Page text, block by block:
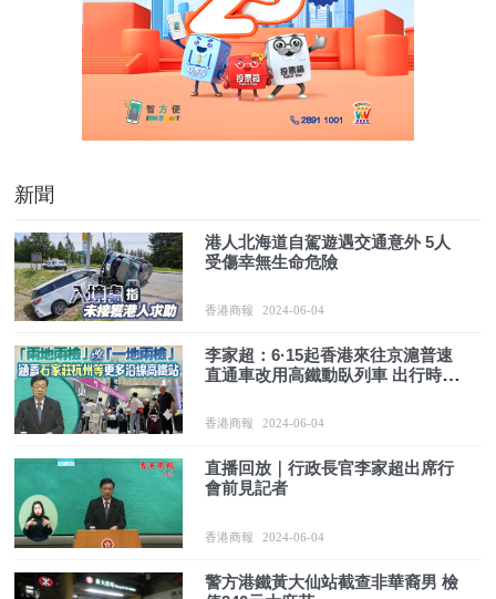
新聞
港人北海道自駕遊遇交通意外 5人
受傷幸無生命危險
香港商報 2024-06-04
李家超：6·15起香港來往京滬普速
直通車改用高鐵動臥列車 出行時間
香港商報 2024-06-04
直播回放｜行政長官李家超出席行
會前見記者
香港商報 2024-06-04
警方港鐵黃大仙站截查非華裔男 檢